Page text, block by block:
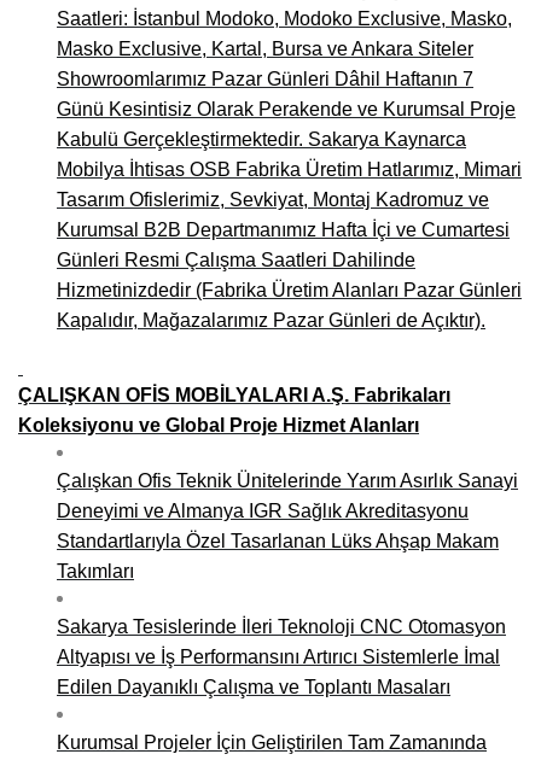
Saatleri: İstanbul Modoko, Modoko Exclusive, Masko,
Masko Exclusive, Kartal, Bursa ve Ankara Siteler
Showroomlarımız Pazar Günleri Dâhil Haftanın 7
Günü Kesintisiz Olarak Perakende ve Kurumsal Proje
Kabulü Gerçekleştirmektedir. Sakarya Kaynarca
Mobilya İhtisas OSB Fabrika Üretim Hatlarımız, Mimari
Tasarım Ofislerimiz, Sevkiyat, Montaj Kadromuz ve
Kurumsal B2B Departmanımız Hafta İçi ve Cumartesi
Günleri Resmi Çalışma Saatleri Dahilinde
Hizmetinizdedir (Fabrika Üretim Alanları Pazar Günleri
Kapalıdır, Mağazalarımız Pazar Günleri de Açıktır).
ÇALIŞKAN OFİS MOBİLYALARI A.Ş. Fabrikaları
Koleksiyonu ve Global Proje Hizmet Alanları
Çalışkan Ofis Teknik Ünitelerinde Yarım Asırlık Sanayi
Deneyimi ve Almanya IGR Sağlık Akreditasyonu
Standartlarıyla Özel Tasarlanan Lüks Ahşap Makam
Takımları
Sakarya Tesislerinde İleri Teknoloji CNC Otomasyon
Altyapısı ve İş Performansını Artırıcı Sistemlerle İmal
Edilen Dayanıklı Çalışma ve Toplantı Masaları
Kurumsal Projeler İçin Geliştirilen Tam Zamanında